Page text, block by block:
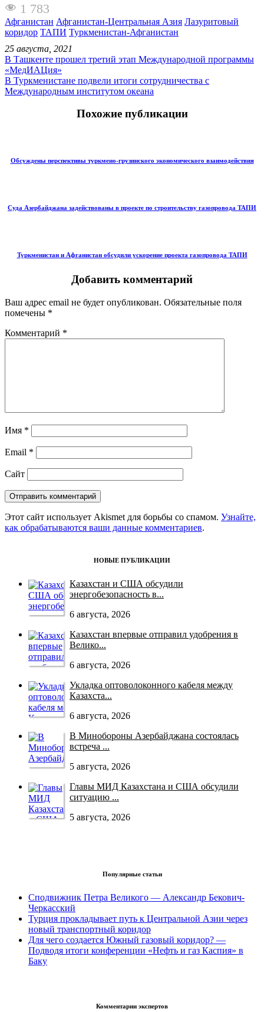
1 783
Афганистан Афганистан-Центральная Азия Лазуритовый
коридор ТАПИ Туркменистан-Афганистан
25 августа, 2021
В Ташкенте прошел третий этап Международной программы
«МедИАЦия»
В Туркменистане подвели итоги сотрудничества с
Международным институтом океана
Похожие публикации
Обсуждены перспективы туркмено-грузинского экономического взаимодействия
Суда Азербайджана задействованы в проекте по строительству газопровода ТАПИ
Туркменистан и Афганистан обсудили ускорение проекта газопровода ТАПИ
Добавить комментарий
Ваш адрес email не будет опубликован. Обязательные поля
помечены *
Комментарий *
Имя *
Email *
Сайт
Этот сайт использует Akismet для борьбы со спамом. Узнайте,
как обрабатываются ваши данные комментариев.
НОВЫЕ ПУБЛИКАЦИИ
Казахстан и США обсудили
энергобезопасность в...
6 августа, 2026
Казахстан впервые отправил удобрения в
Велико...
6 августа, 2026
Укладка оптоволоконного кабеля между
Казахста...
6 августа, 2026
В Минобороны Азербайджана состоялась
встреча ...
5 августа, 2026
Главы МИД Казахстана и США обсудили
ситуацию ...
5 августа, 2026
Популярные статьи
Сподвижник Петра Великого — Александр Бекович-
Черкасский
Турция прокладывает путь к Центральной Азии через
новый транспортный коридор
Для чего создается Южный газовый коридор? —
Подводя итоги конференции «Нефть и газ Каспия» в
Баку
Комментарии экспертов